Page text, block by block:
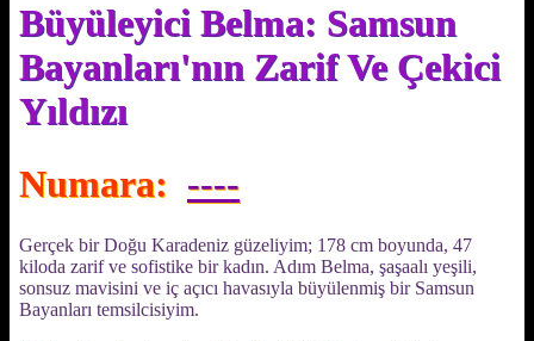
Büyüleyici Belma: Samsun
Bayanları'nın Zarif Ve Çekici
Yıldızı
Numara: ----
Gerçek bir Doğu Karadeniz güzeliyim; 178 cm boyunda, 47
kiloda zarif ve sofistike bir kadın. Adım Belma, şaşaalı yeşili,
sonsuz mavisini ve iç açıcı havasıyla büyülenmiş bir Samsun
Bayanları temsilcisiyim.